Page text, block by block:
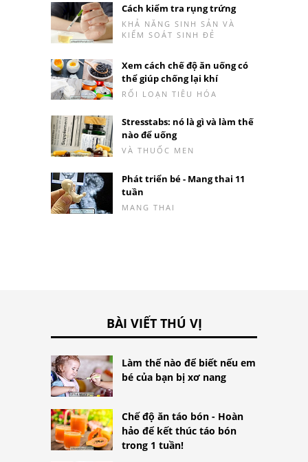
Cách kiểm tra rụng trứng
KHẢ NĂNG SINH SẢN VÀ
KIỂM SOÁT SINH ĐẺ
Xem cách chế độ ăn uống có
thể giúp chống lại khí
RỐI LOẠN TIÊU HÓA
Stresstabs: nó là gì và làm thế
nào để uống
VÀ THUỐC MEN
Phát triển bé - Mang thai 11
tuần
MANG THAI
BÀI VIẾT THÚ VỊ
Làm thế nào để biết nếu em
bé của bạn bị xơ nang
Chế độ ăn táo bón - Hoàn
hảo để kết thúc táo bón
trong 1 tuần!